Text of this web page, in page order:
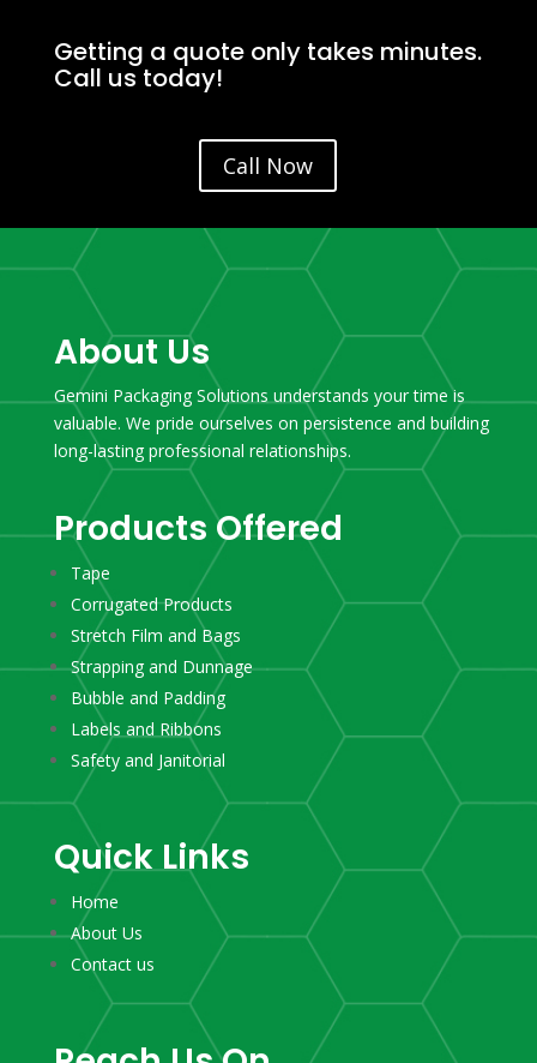
Getting a quote only takes minutes.
Call us today!
Call Now
About Us
Gemini Packaging Solutions understands your time is
valuable. We pride ourselves on persistence and building
long-lasting professional relationships.
Products Offered
Tape
Corrugated Products
Stretch Film and Bags
Strapping and Dunnage
Bubble and Padding
Labels and Ribbons
Safety and Janitorial
Quick Links
Home
About Us
Contact us